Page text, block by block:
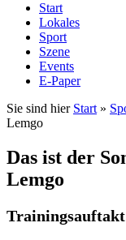
Start
Lokales
Sport
Szene
Events
E-Paper
Sie sind hier Start »
Lemgo
Das ist der
Lemgo